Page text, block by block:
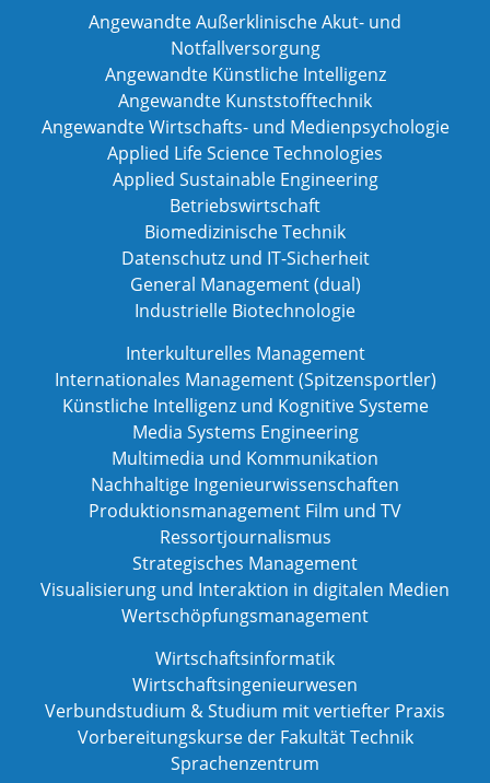
Angewandte Außerklinische Akut- und
Notfallversorgung
Angewandte Künstliche Intelligenz
Angewandte Kunststofftechnik
Angewandte Wirtschafts- und Medienpsychologie
Applied Life Science Technologies
Applied Sustainable Engineering
Betriebswirtschaft
Biomedizinische Technik
Datenschutz und IT-Sicherheit
General Management (dual)
Industrielle Biotechnologie
Interkulturelles Management
Internationales Management (Spitzensportler)
Künstliche Intelligenz und Kognitive Systeme
Media Systems Engineering
Multimedia und Kommunikation
Nachhaltige Ingenieurwissenschaften
Produktionsmanagement Film und TV
Ressortjournalismus
Strategisches Management
Visualisierung und Interaktion in digitalen Medien
Wertschöpfungsmanagement
Wirtschaftsinformatik
Wirtschaftsingenieurwesen
Verbundstudium & Studium mit vertiefter Praxis
Vorbereitungskurse der Fakultät Technik
Sprachenzentrum